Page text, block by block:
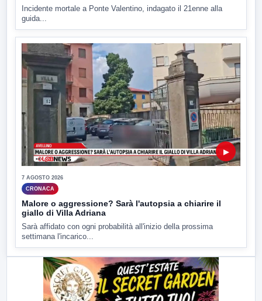
Incidente mortale a Ponte Valentino, indagato il 21enne alla
guida...
▶
7 AGOSTO 2026
CRONACA
Malore o aggressione? Sarà l'autopsia a chiarire il
giallo di Villa Adriana
Sarà affidato con ogni probabilità all'inizio della prossima
settimana l'incarico...